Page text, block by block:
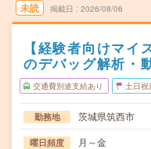
未読 掲載日 2026/08/06
【経験者向けマイ
のデバッグ解析・
交通費別途支給あり 土日祝
勤務地 茨城県筑西市
曜日頻度 月～金